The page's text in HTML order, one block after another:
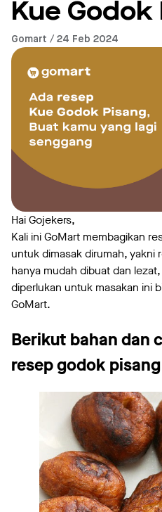
Kue Godok
Gomart / 24 Feb 2024
Hai Gojekers,
Kali ini GoMart membagikan
untuk dimasak dirumah, yakni
hanya mudah dibuat dan
diperlukan untuk masakan ini
GoMart.
Berikut bahan dan
resep godok pisang